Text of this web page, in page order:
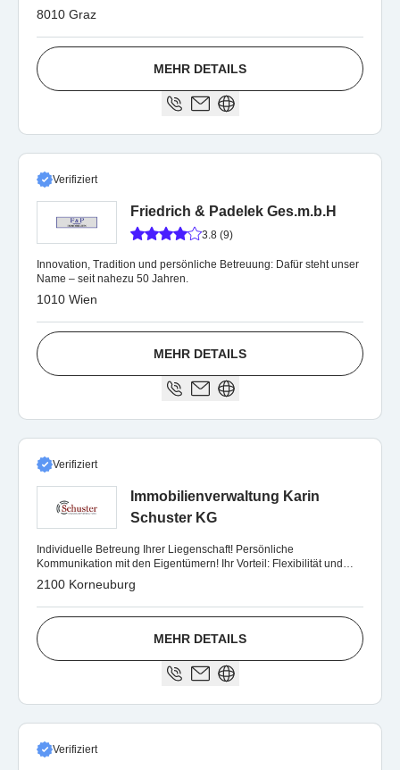
8010 Graz
MEHR DETAILS
Verifiziert
Friedrich & Padelek Ges.m.b.H
3.8 (9)
Innovation, Tradition und persönliche Betreuung: Dafür steht unser
Name – seit nahezu 50 Jahren.
1010 Wien
MEHR DETAILS
Verifiziert
Immobilienverwaltung Karin
Schuster KG
Individuelle Betreung Ihrer Liegenschaft! Persönliche
Kommunikation mit den Eigentümern! Ihr Vorteil: Flexibilität und
kurze Reaktionszeiten!
2100 Korneuburg
MEHR DETAILS
Verifiziert